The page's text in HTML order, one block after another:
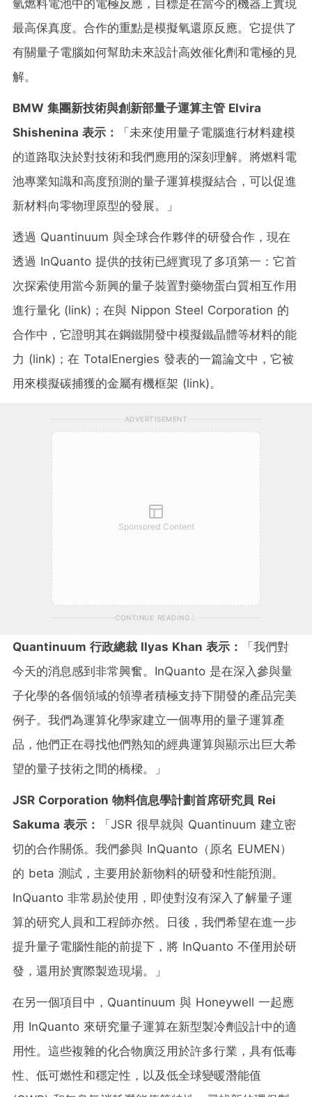
氫燃料電池中的電極反應，目標是在當今的機器上實現
最高保真度。合作的重點是模擬氧還原反應。它提供了
有關量子電腦如何幫助未來設計高效催化劑和電極的見
解。
BMW 集團新技術與創新部量子運算主管 Elvira
Shishenina 表示：
「未來使用量子電腦進行材料建模
的道路取決於對技術和我們應用的深刻理解。將燃料電
池專業知識和高度預測的量子運算模擬結合，可以促進
新材料向零物理原型的發展。」
透過 Quantinuum 與全球合作夥伴的研發合作，現在
透過 InQuanto 提供的技術已經實現了多項第一：它首
次探索使用當今新興的量子裝置對藥物蛋白質相互作用
進行量化 (link)；在與 Nippon Steel Corporation 的
合作中，它證明其在鋼鐵開發中模擬鐵晶體等材料的能
力 (link)；在 TotalEnergies 發表的一篇論文中，它被
用來模擬碳捕獲的金屬有機框架 (link)。
ADVERTISEMENT
Sponsored Content
CONTINUE READING
Quantinuum 行政總裁 Ilyas Khan 表示：
「我們對
今天的消息感到非常興奮。InQuanto 是在深入參與量
子化學的各個領域的領導者積極支持下開發的產品完美
例子。我們為運算化學家建立一個專用的量子運算產
品，他們正在尋找他們熟知的經典運算與顯示出巨大希
望的量子技術之間的橋樑。」
JSR Corporation 物料信息學計劃首席研究員 Rei
Sakuma 表示：
「JSR 很早就與 Quantinuum 建立密
切的合作關係。我們參與 InQuanto（原名 EUMEN）
的 beta 測試，主要用於新物料的研發和性能預測。
InQuanto 非常易於使用，即使對沒有深入了解量子運
算的研究人員和工程師亦然。日後，我們希望在進一步
提升量子電腦性能的前提下，將 InQuanto 不僅用於研
發，還用於實際製造現場。」
在另一個項目中，Quantinuum 與 Honeywell 一起應
用 InQuanto 來研究量子運算在新型製冷劑設計中的適
用性。這些複雜的化合物廣泛用於許多行業，具有低毒
性、低可燃性和穩定性，以及低全球變暖潛能值